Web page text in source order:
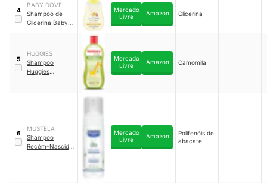
Sonhos｜ 36473
4
BABY DOVE
Shampoo de
Glicerina Baby
Mercado
Livre
Amazon Glicerina
5
HUGGIES
Shampoo
Huggies
Mercado
Livre
Amazon Camomila
6
MUSTELA
Shampoo
Recém-Nascido
Mercado
Livre
Amazon
Polifenóis de
abacate